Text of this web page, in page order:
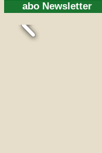
abo Newsletter